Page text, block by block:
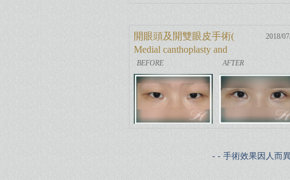
開眼頭及開雙眼皮手術(
Medial canthoplasty and
double eyelids
2018/
- - 手術效果因人而